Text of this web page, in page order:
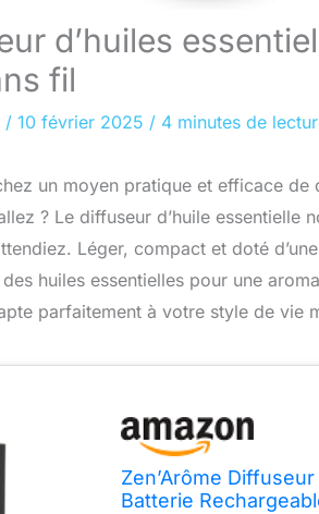
d’huiles
fil
/ 10 février 2025 / 4 minutes de
un moyen pratique et efficace
? Le diffuseur d’huile essentielle
Léger, compact et doté
huiles essentielles pour une
parfaitement à votre style de vie
Zen’Arôme
Batterie